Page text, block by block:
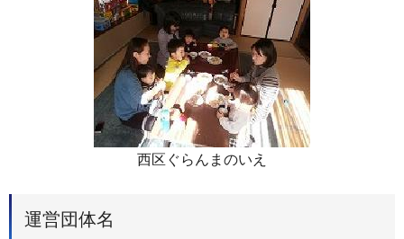
西区ぐらんまのいえ
運営団体名